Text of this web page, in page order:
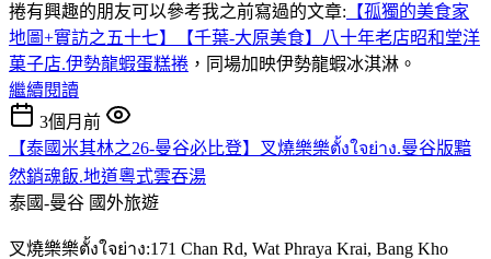
捲有興趣的朋友可以參考我之前寫過的文章: 【孤獨的美食家
地圖+實訪之五十七】【千葉-大原美食】八十年老店昭和堂洋
菓子店.伊勢龍蝦蛋糕捲 ，同場加映伊勢龍蝦冰淇淋。
繼續閱讀
3個月前
【泰國米其林之26-曼谷必比登】叉燒樂樂ตั้งใจย่าง.曼谷版黯
然銷魂飯.地道粵式雲吞湯
泰國-曼谷 國外旅遊
叉燒樂樂ตั้งใจย่าง:171 Chan Rd, Wat Phraya Krai, Bang Kho